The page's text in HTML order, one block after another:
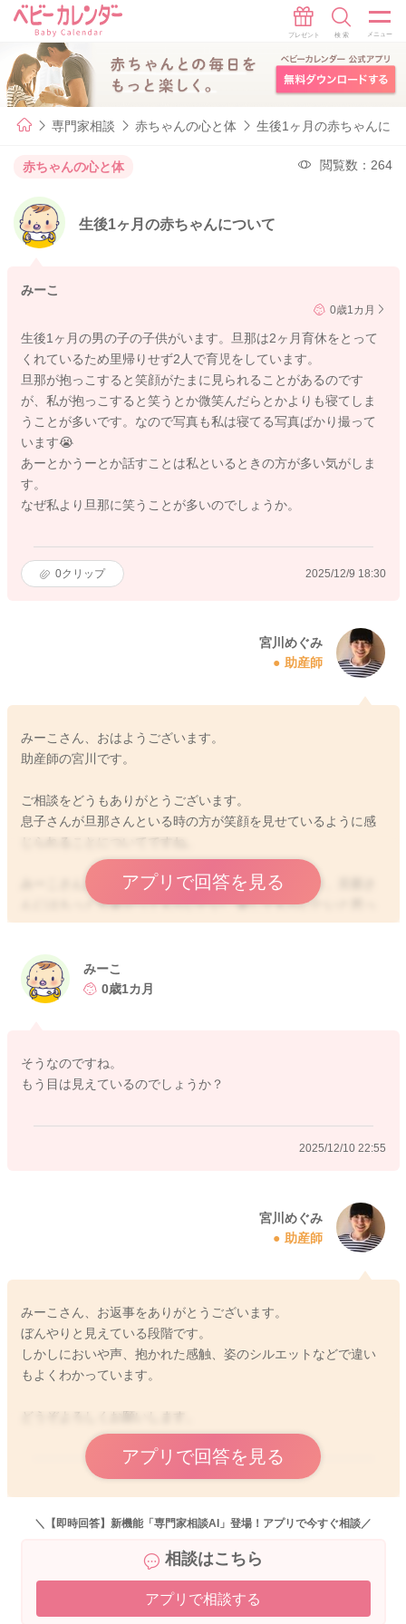
専門家相談 赤ちゃんの心と体 生後1ヶ月の赤ちゃんにつ
赤ちゃんの心と体 閲覧数：264
生後1ヶ月の赤ちゃんについて
みーこ
0歳1カ月
生後1ヶ月の男の子の子供がいます。旦那は2ヶ月育休をとって
くれているため里帰りせず2人で育児をしています。
旦那が抱っこすると笑顔がたまに見られることがあるのです
が、私が抱っこすると笑うとか微笑んだらとかよりも寝てしま
うことが多いです。なので写真も私は寝てる写真ばかり撮って
います😭
あーとかうーとか話すことは私といるときの方が多い気がしま
す。
なぜ私より旦那に笑うことが多いのでしょうか。
0クリップ 2025/12/9 18:30
宮川めぐみ
助産師
みーこさん、おはようございます。
助産師の宮川です。
ご相談をどうもありがとうございます。
息子さんが旦那さんといる時の方が笑顔を見せているように感
じられることについてですね。
みーこさんだから、安心して眠りにつきやすかったり、旦那さ
んにはもっと可愛がってもらいたい、愛してもらいたいと思っ
ていることもあって、笑顔を見せて愛想を振り撒いているので
おかあさんはどんな姿を見せても受け止め止めてくれる、愛し
同じようなことは他のお子さんにもよく見られることになりま
すよ。
アプリで回答を見る
2025/12/10 9:18
みーこ
0歳1カ月
そうなのですね。
もう目は見えているのでしょうか？
2025/12/10 22:55
宮川めぐみ
助産師
みーこさん、お返事をありがとうございます。
ぼんやりと見えている段階です。
しかしにおいや声、抱かれた感触、姿のシルエットなどで違い
もよくわかっています。
どうぞよろしくお願いします。
アプリで回答を見る
2025/12/11 10:33
＼【即時回答】新機能「専門家相談AI」登場！アプリで今すぐ相談／
相談はこちら
アプリで相談する